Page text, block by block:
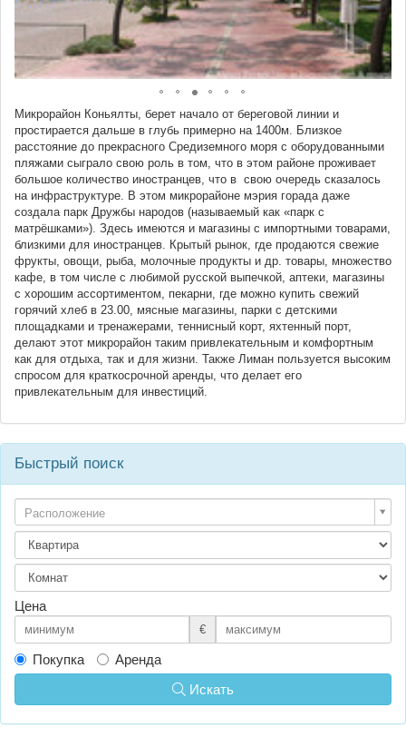
Микрорайон Коньялты, берет начало от береговой линии и
простирается дальше в глубь примерно на 1400м. Близкое
расстояние до прекрасного Средиземного моря с оборудованными
пляжами сыграло свою роль в том, что в этом районе проживает
большое количество иностранцев, что в свою очередь сказалось
на инфраструктуре. В этом микрорайоне мэрия горада даже
создала парк Дружбы народов (называемый как «парк с
матрёшками»). Здесь имеются и магазины с импортными товарами,
близкими для иностранцев. Крытый рынок, где продаются свежие
фрукты, овощи, рыба, молочные продукты и др. товары, множество
кафе, в том числе с любимой русской выпечкой, аптеки, магазины
с хорошим ассортиментом, пекарни, где можно купить свежий
горячий хлеб в 23.00, мясные магазины, парки с детскими
площадками и тренажерами, теннисный корт, яхтенный порт,
делают этот микрорайон таким привлекательным и комфортным
как для отдыха, так и для жизни. Также Лиман пользуется высоким
спросом для краткосрочной аренды, что делает его
привлекательным для инвестиций.
Быстрый поиск
Расположение
Цена
€
Покупка
Аренда
Искать